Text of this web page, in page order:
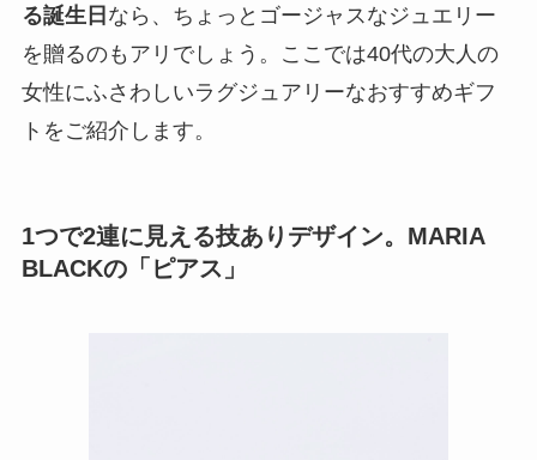
る誕生日 なら、ちょっとゴージャスなジュエリー
を贈るのもアリでしょう。ここでは40代の大人の
女性にふさわしいラグジュアリーなおすすめギフ
トをご紹介します。
1つで2連に見える技ありデザイン。MARIA
BLACKの「ピアス」